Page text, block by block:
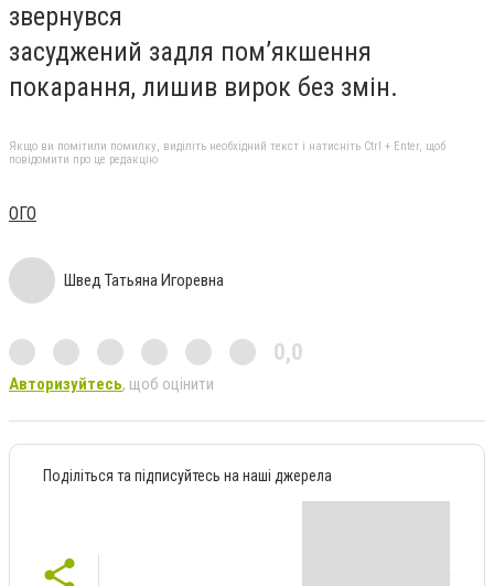
звернувся
засуджений задля пом’якшення
покарання, лишив вирок без змін.
Якщо ви помітили помилку, виділіть необхідний текст і натисніть Ctrl + Enter, щоб
повідомити про це редакцію
ОГО
Швед Татьяна Игоревна
0,0
Авторизуйтесь, щоб оцінити
Поділіться та підписуйтесь на наші джерела